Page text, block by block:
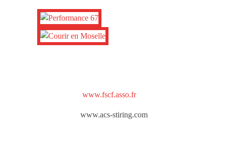
www.fscf.asso.fr
www.acs-stiring.com